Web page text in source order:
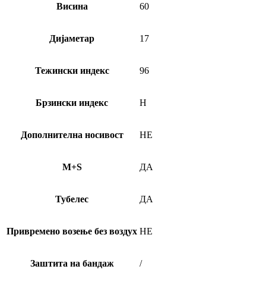
Висина 60
Дијаметар 17
Тежински индекс 96
Брзински индекс H
Дополнителна носивост НЕ
M+S ДА
Тубелес ДА
Привремено возење без воздух НЕ
Заштита на бандаж /